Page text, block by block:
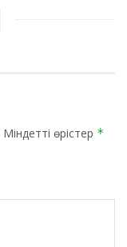
Міндетті өрістер *